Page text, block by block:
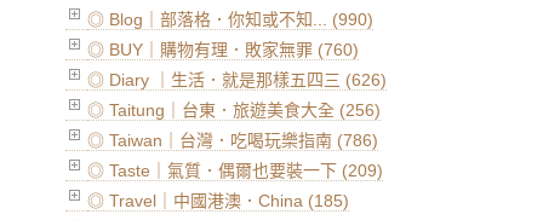
◎ Blog｜部落格．你知或不知... (990)
◎ BUY｜購物有理．敗家無罪 (760)
◎ Diary ｜生活．就是那樣五四三 (626)
◎ Taitung｜台東．旅遊美食大全 (256)
◎ Taiwan｜台灣．吃喝玩樂指南 (786)
◎ Taste｜氣質．偶爾也要裝一下 (209)
◎ Travel｜中國港澳．China (185)